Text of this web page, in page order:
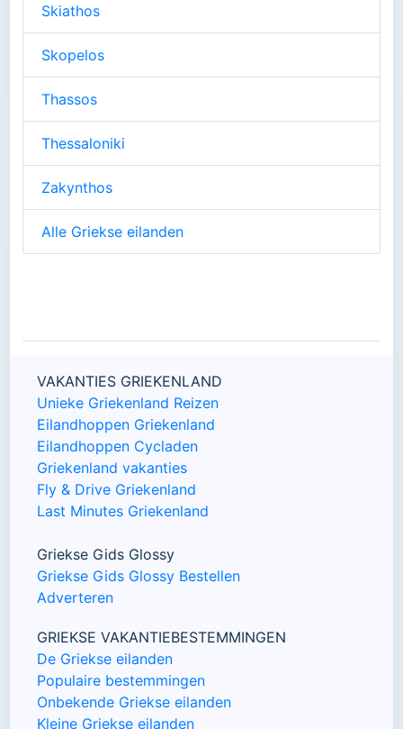
Skiathos
Skopelos
Thassos
Thessaloniki
Zakynthos
Alle Griekse eilanden
VAKANTIES GRIEKENLAND
Unieke Griekenland Reizen
Eilandhoppen Griekenland
Eilandhoppen Cycladen
Griekenland vakanties
Fly & Drive Griekenland
Last Minutes Griekenland
Griekse Gids Glossy
Griekse Gids Glossy Bestellen
Adverteren
GRIEKSE VAKANTIEBESTEMMINGEN
De Griekse eilanden
Populaire bestemmingen
Onbekende Griekse eilanden
Kleine Griekse eilanden